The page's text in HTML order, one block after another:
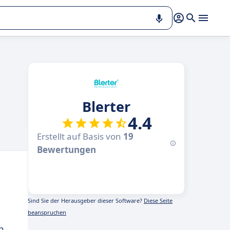
Blerter
4.4
Erstellt auf Basis von 19
Bewertungen
Sind Sie der Herausgeber dieser Software? Diese Seite
beanspruchen